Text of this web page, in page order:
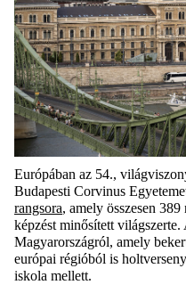
Európában az 54.,
Budapesti Corvinus
rangsora, amely összesen 389
képzést minősített világszerte.
Magyarországról, amely
európai régióból is
iskola mellett.